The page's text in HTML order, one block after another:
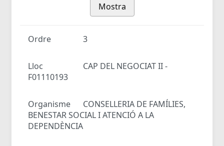
Mostra
Ordre 3
Lloc
CAP DEL NEGOCIAT II -
F01110193
Organisme
CONSELLERIA DE FAMÍLIES,
BENESTAR SOCIAL I ATENCIÓ A LA
DEPENDÈNCIA